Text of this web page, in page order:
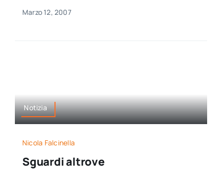
Marzo 12, 2007
Notizia
Nicola Falcinella
Sguardi altrove